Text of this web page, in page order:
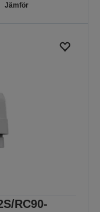
Jämför
RC90-